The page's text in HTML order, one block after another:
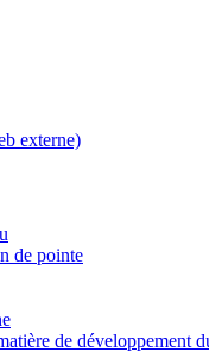
externe)
de pointe
de développement